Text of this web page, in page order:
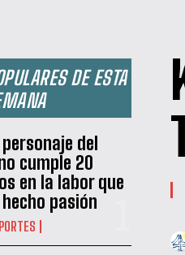
DE ESTA
personaje del
cumple 20
en la labor que
pasión